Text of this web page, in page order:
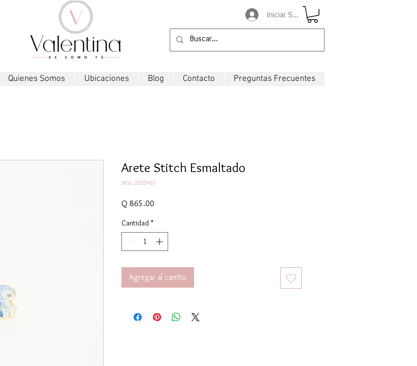
Iniciar Sesión
Quienes Somos Ubicaciones Blog Contacto Preguntas Frecuentes
Arete Stitch Esmaltado
SKU: 2020467
Q 865.00
Cantidad *
Agregar al carrito